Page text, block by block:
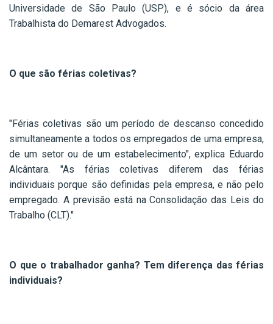
Universidade de São Paulo (USP), e é sócio da área
Trabalhista do Demarest Advogados.
O que são férias coletivas?
"Férias coletivas são um período de descanso concedido
simultaneamente a todos os empregados de uma empresa,
de um setor ou de um estabelecimento", explica Eduardo
Alcântara. "As férias coletivas diferem das férias
individuais porque são definidas pela empresa, e não pelo
empregado. A previsão está na Consolidação das Leis do
Trabalho (CLT)."
O que o trabalhador ganha? Tem diferença das férias
individuais?